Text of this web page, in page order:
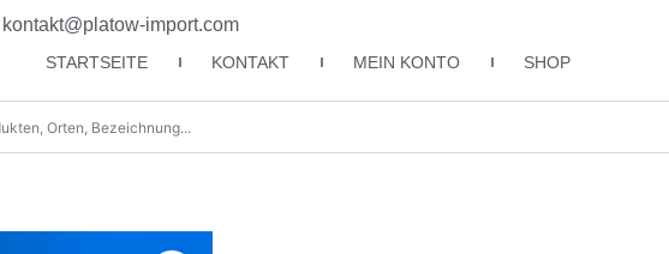
kontakt@platow-import.com
STARTSEITE KONTAKT MEIN KONTO SHOP